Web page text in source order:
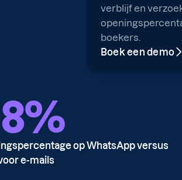
verblijf en
boekers.
Boek een demo
op WhatsApp versus
e-mails